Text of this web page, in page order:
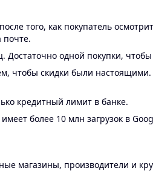
того, как покупатель
почте.
одной покупки,
чтобы скидки были
кредитный лимит в банке.
более 10 млн загрузок в
магазины, производители и